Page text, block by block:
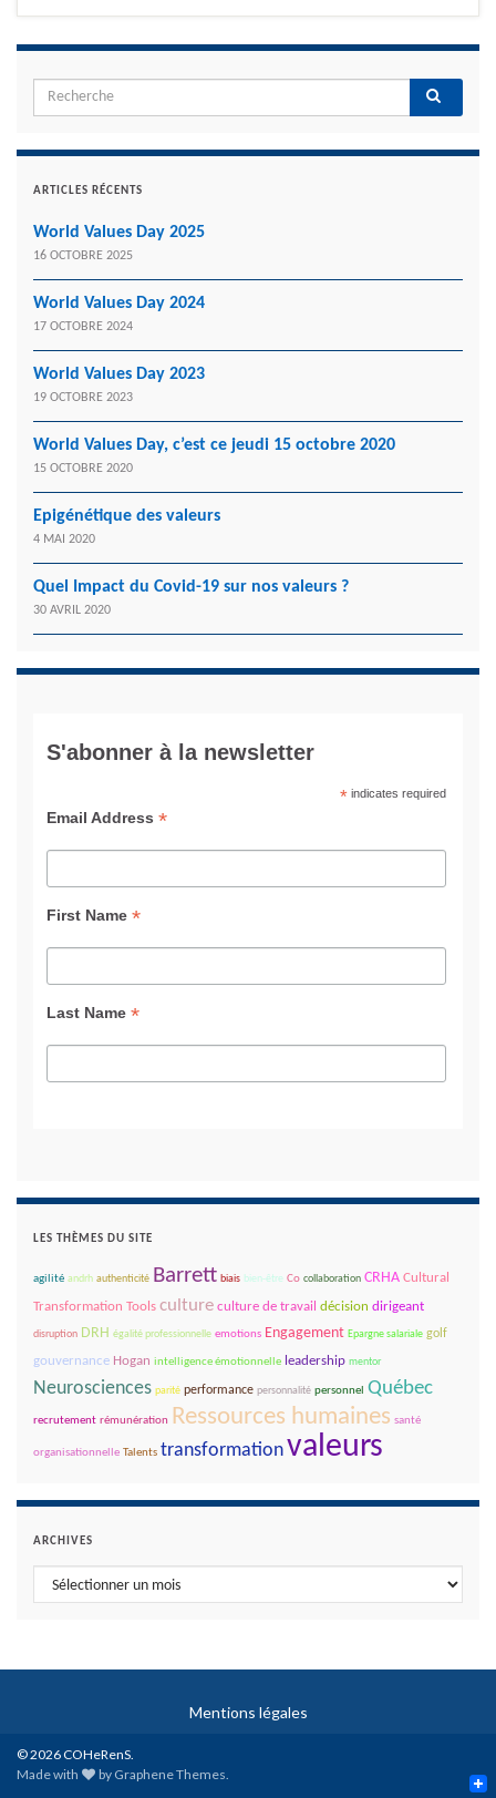
ARTICLES RÉCENTS
World Values Day 2025
16 OCTOBRE 2025
World Values Day 2024
17 OCTOBRE 2024
World Values Day 2023
19 OCTOBRE 2023
World Values Day, c’est ce jeudi 15 octobre 2020
15 OCTOBRE 2020
Epigénétique des valeurs
4 MAI 2020
Quel Impact du Covid-19 sur nos valeurs ?
30 AVRIL 2020
S'abonner à la newsletter
*indicates required
Email Address *
First Name *
Last Name *
LES THÈMES DU SITE
agilité andrh authenticité Barrett biais bien-être Co collaboration CRHA Cultural
Transformation Tools culture culture de travail décision dirigeant
disruption DRH égalité professionnelle emotions Engagement Epargne salariale golf
gouvernance Hogan intelligence émotionnelle leadership mentor
Neurosciences parité performance personnalité personnel Québec
recrutement rémunération Ressources humaines santé
organisationnelle Talents transformationvaleurs
ARCHIVES
Archives
Mentions légales
© 2026 COHeRenS.
Made with
by Graphene Themes